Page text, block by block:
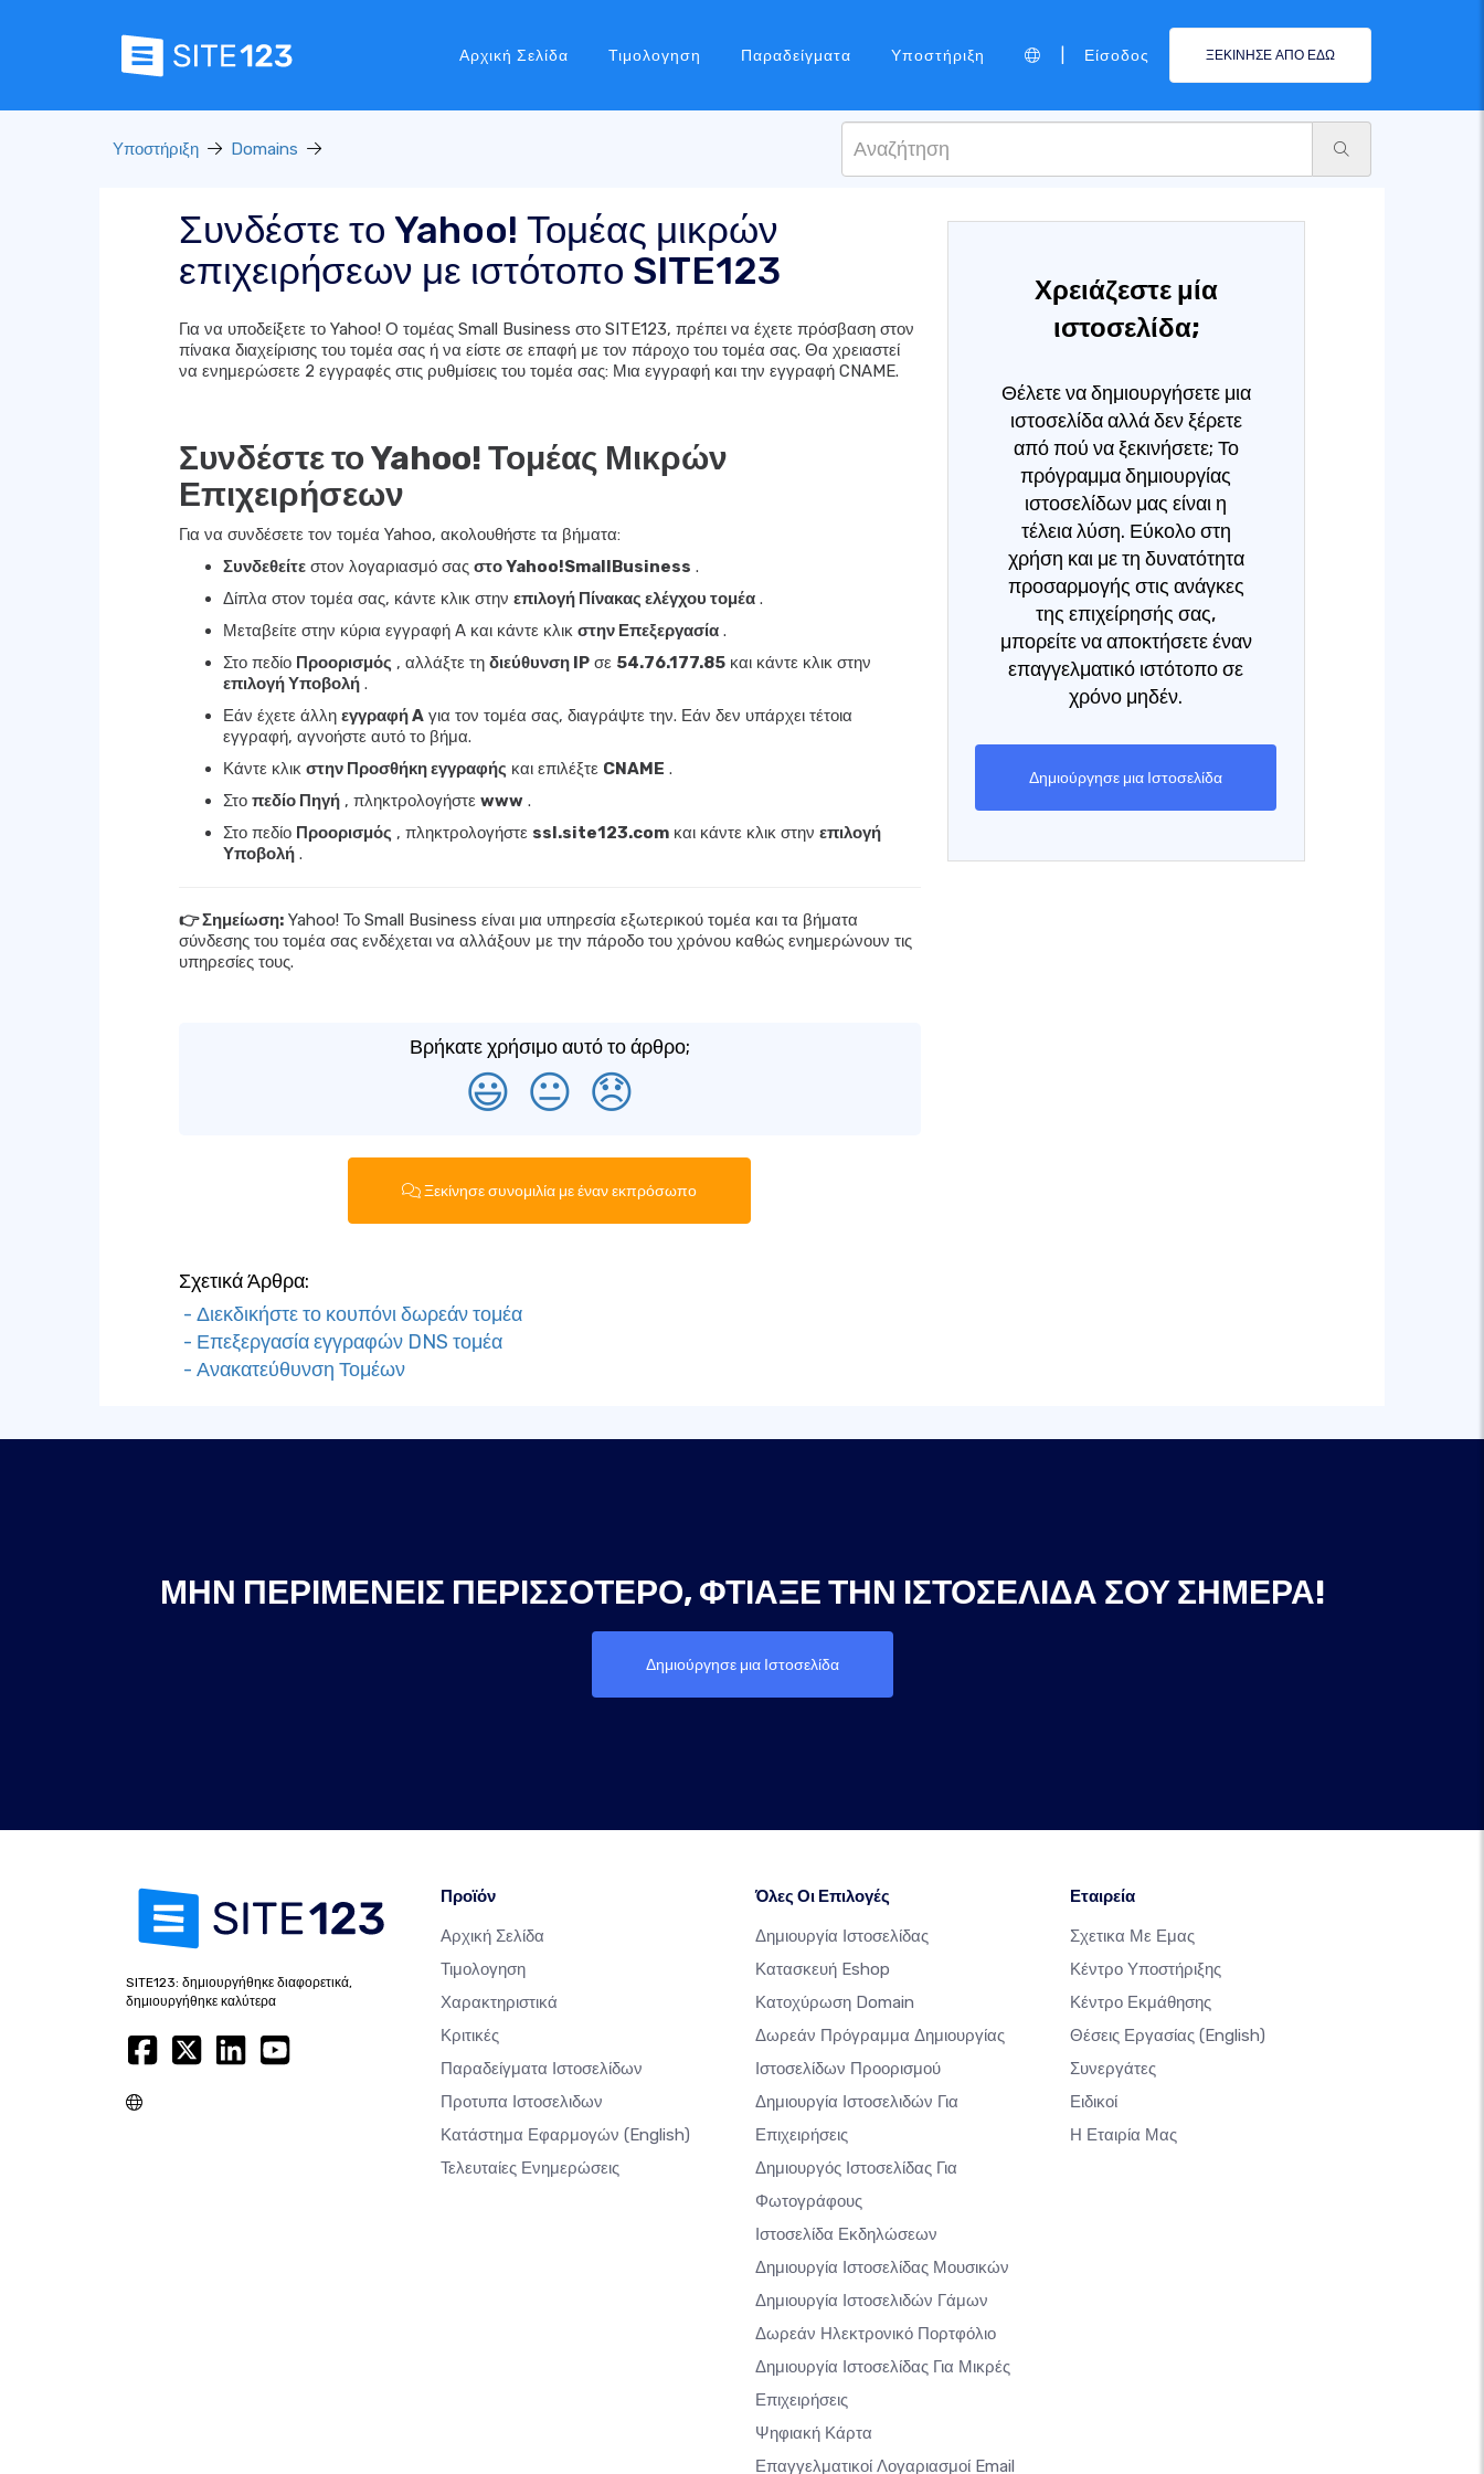
Αρχική Σελίδα Τιμολογηση Παραδείγματα Υποστήριξη Είσοδος ΞΕΚΙΝΗΣΕ ΑΠΟ ΕΔΩ
Υποστήριξη Domains
Συνδέστε το Yahoo! Τομέας μικρών
επιχειρήσεων με ιστότοπο SITE123
Για να υποδείξετε το Yahoo! Ο τομέας Small Business στο SITE123, πρέπει να έχετε πρόσβαση στον
πίνακα διαχείρισης του τομέα σας ή να είστε σε επαφή με τον πάροχο του τομέα σας. Θα χρειαστεί
να ενημερώσετε 2 εγγραφές στις ρυθμίσεις του τομέα σας: Μια εγγραφή και την εγγραφή CNAME.
Συνδέστε το Yahoo! Τομέας Μικρών
Επιχειρήσεων
Για να συνδέσετε τον τομέα Yahoo, ακολουθήστε τα βήματα:
Συνδεθείτε στον λογαριασμό σας στο Yahoo!SmallBusiness .
Δίπλα στον τομέα σας, κάντε κλικ στην επιλογή Πίνακας ελέγχου τομέα .
Μεταβείτε στην κύρια εγγραφή A και κάντε κλικ στην Επεξεργασία .
Στο πεδίο Προορισμός , αλλάξτε τη διεύθυνση IP σε 54.76.177.85 και κάντε κλικ στην
επιλογή Υποβολή .
Εάν έχετε άλλη εγγραφή A για τον τομέα σας, διαγράψτε την. Εάν δεν υπάρχει τέτοια
εγγραφή, αγνοήστε αυτό το βήμα.
Κάντε κλικ στην Προσθήκη εγγραφής και επιλέξτε CNAME .
Στο πεδίο Πηγή , πληκτρολογήστε www .
Στο πεδίο Προορισμός , πληκτρολογήστε ssl.site123.com και κάντε κλικ στην επιλογή
Υποβολή .
👉 Σημείωση: Yahoo! Το Small Business είναι μια υπηρεσία εξωτερικού τομέα και τα βήματα
σύνδεσης του τομέα σας ενδέχεται να αλλάξουν με την πάροδο του χρόνου καθώς ενημερώνουν τις
υπηρεσίες τους.
Βρήκατε χρήσιμο αυτό το άρθρο;
😃 😐 😞
Ξεκίνησε συνομιλία με έναν εκπρόσωπο
Σχετικά Άρθρα:
- Διεκδικήστε το κουπόνι δωρεάν τομέα
- Επεξεργασία εγγραφών DNS τομέα
- Ανακατεύθυνση Τομέων
Χρειάζεστε μία
ιστοσελίδα;
Θέλετε να δημιουργήσετε μια
ιστοσελίδα αλλά δεν ξέρετε
από πού να ξεκινήσετε; Το
πρόγραμμα δημιουργίας
ιστοσελίδων μας είναι η
τέλεια λύση. Εύκολο στη
χρήση και με τη δυνατότητα
προσαρμογής στις ανάγκες
της επιχείρησής σας,
μπορείτε να αποκτήσετε έναν
επαγγελματικό ιστότοπο σε
χρόνο μηδέν.
Δημιούργησε μια Ιστοσελίδα
ΜΗΝ ΠΕΡΙΜΈΝΕΙΣ ΠΕΡΙΣΣΌΤΕΡΟ, ΦΤΙΆΞΕ ΤΗΝ ΙΣΤΟΣΕΛΊΔΑ ΣΟΥ ΣΉΜΕΡΑ!
Δημιούργησε μια Ιστοσελίδα
SITE123: δημιουργήθηκε διαφορετικά,
δημιουργήθηκε καλύτερα
Προϊόν
Αρχική Σελίδα
Τιμολογηση
Χαρακτηριστικά
Κριτικές
Παραδείγματα Ιστοσελίδων
Προτυπα Ιστοσελιδων
Κατάστημα Εφαρμογών (English)
Τελευταίες Ενημερώσεις
Όλες Οι Επιλογές
Δημιουργία Ιστοσελίδας
Κατασκευή Eshop
Κατοχύρωση Domain
Δωρεάν Πρόγραμμα Δημιουργίας
Ιστοσελίδων Προορισμού
Δημιουργία Ιστοσελιδών Για
Επιχειρήσεις
Δημιουργός Ιστοσελίδας Για
Φωτογράφους
Ιστοσελίδα Εκδηλώσεων
Δημιουργία Ιστοσελίδας Μουσικών
Δημιουργία Ιστοσελιδών Γάμων
Δωρεάν Ηλεκτρονικό Πορτφόλιο
Δημιουργία Ιστοσελίδας Για Μικρές
Επιχειρήσεις
Ψηφιακή Κάρτα
Επαγγελματικοί Λογαριασμοί Email
Εταιρεία
Σχετικα Με Εμας
Κέντρο Υποστήριξης
Κέντρο Εκμάθησης
Θέσεις Εργασίας (English)
Συνεργάτες
Ειδικοί
Η Εταιρία Μας